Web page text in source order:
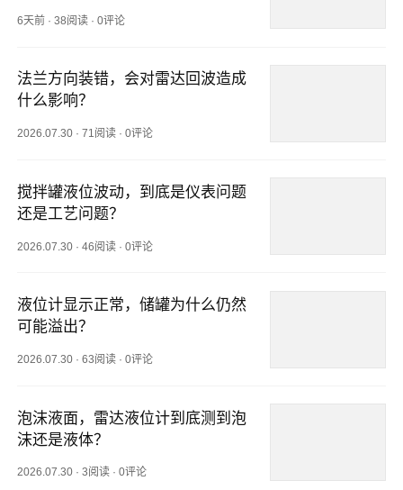
6天前 ·38阅读 ·0评论
法兰方向装错，会对雷达回波造成
什么影响？
2026.07.30 ·71阅读 ·0评论
搅拌罐液位波动，到底是仪表问题
还是工艺问题？
2026.07.30 ·46阅读 ·0评论
液位计显示正常，储罐为什么仍然
可能溢出？
2026.07.30 ·63阅读 ·0评论
泡沫液面，雷达液位计到底测到泡
沫还是液体？
2026.07.30 ·3阅读 ·0评论